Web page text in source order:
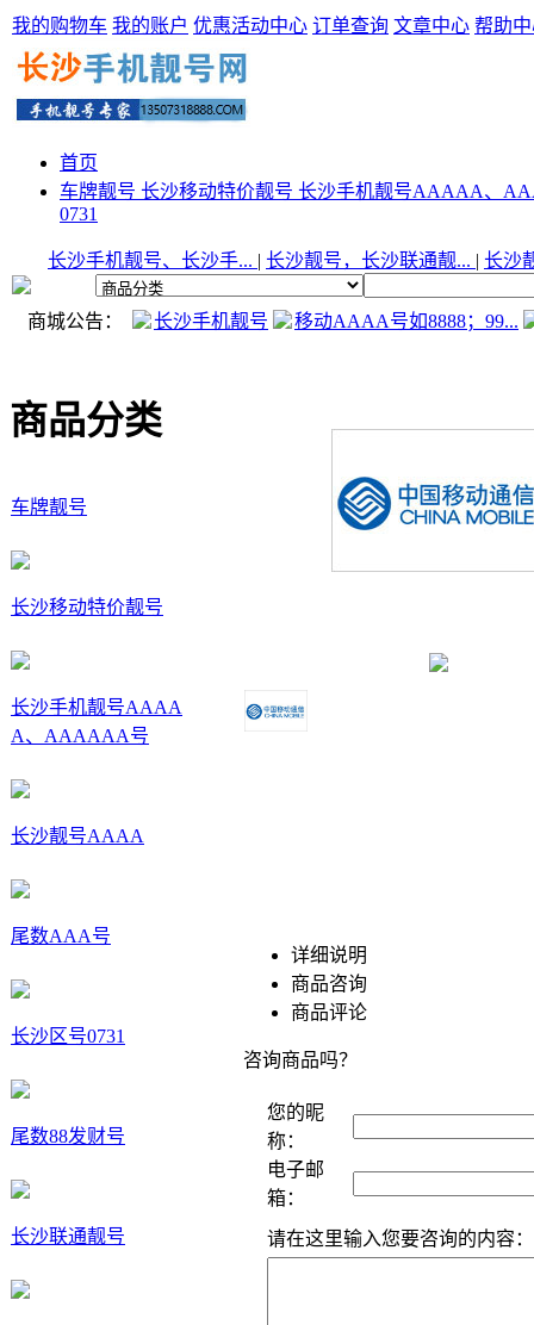
我的购物车 我的账户 优惠活动中心 订单查询 文章中心 帮助
首页
车牌靓号 长沙移动特价靓号 长沙手机靓号AAAAA、
0731
长沙手机靓号、长沙手... | 长沙靓号，长沙联通靓... | 长沙
商城公告： 长沙手机靓号 移动AAAA号如8888；99...
商品分类
车牌靓号
长沙移动特价靓号
长沙手机靓号AAAA
A、AAAAAA号
长沙靓号AAAA
尾数AAA号
长沙区号0731
尾数88发财号
长沙联通靓号
详细说明
商品咨询
商品评论
咨询商品吗？
您的昵
称：
电子邮
箱：
请在这里输入您要咨询的内容：